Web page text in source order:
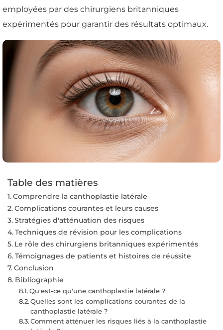
employées par des chirurgiens britanniques
expérimentés pour garantir des résultats optimaux.
Table des matières
Comprendre la canthoplastie latérale
Complications courantes et leurs causes
Stratégies d'atténuation des risques
Techniques de révision pour les complications
Le rôle des chirurgiens britanniques expérimentés
Témoignages de patients et histoires de réussite
Conclusion
Bibliographie
Qu'est-ce qu'une canthoplastie latérale ?
Quelles sont les complications courantes de la
canthoplastie latérale ?
Comment atténuer les risques liés à la canthoplastie